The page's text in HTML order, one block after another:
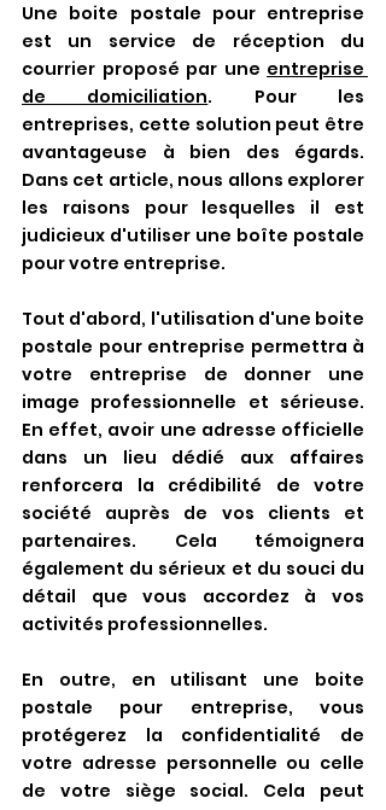
Une boite postale pour entreprise
est un service de réception du
courrier proposé par une entreprise
de domiciliation. Pour les
entreprises, cette solution peut être
avantageuse à bien des égards.
Dans cet article, nous allons explorer
les raisons pour lesquelles il est
judicieux d'utiliser une boîte postale
pour votre entreprise.
Tout d'abord, l'utilisation d'une boite
postale pour entreprise permettra à
votre entreprise de donner une
image professionnelle et sérieuse.
En effet, avoir une adresse officielle
dans un lieu dédié aux affaires
renforcera la crédibilité de votre
société auprès de vos clients et
partenaires. Cela témoignera
également du sérieux et du souci du
détail que vous accordez à vos
activités professionnelles.
En outre, en utilisant une boite
postale pour entreprise, vous
protégerez la confidentialité de
votre adresse personnelle ou celle
de votre siège social. Cela peut